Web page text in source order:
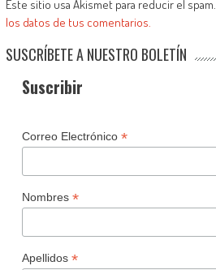
Este sitio usa Akismet para reducir el spam.
los datos de tus comentarios.
SUSCRÍBETE A NUESTRO BOLETÍN
Suscribir
Correo Electrónico *
Nombres *
Apellidos *